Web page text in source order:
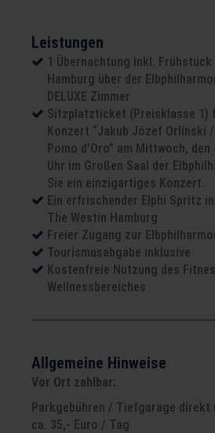
Leistungen
1 Übernachtung inkl.
Hamburg über der
DELUXE Zimmer
Sitzplatzticket (Preisklasse 1)
Konzert “Jakub Józef Orlinski
Pomo d’Oro” am Mittwoch, den
Uhr im Großen Saal der
Sie ein einzigartiges Konzert.
Ein erfrischender Elphi Spritz
The Westin Hamburg
Freier Zugang zur
Tourismusabgabe inklusive
Kostenfreie Nutzung des
Wellnessbereiches
Allgemeine Hinweise
Vor Ort zahlbar:
Parkgebühren / Tiefgarage direkt
ca. 35,- Euro / Tag